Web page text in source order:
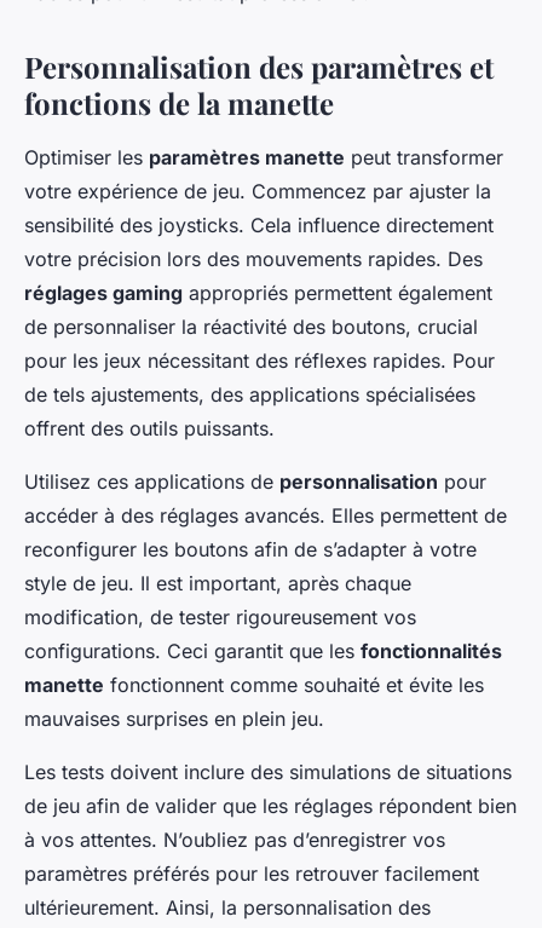
Personnalisation des paramètres et
fonctions de la manette
Optimiser les paramètres manette peut transformer
votre expérience de jeu. Commencez par ajuster la
sensibilité des joysticks. Cela influence directement
votre précision lors des mouvements rapides. Des
réglages gaming appropriés permettent également
de personnaliser la réactivité des boutons, crucial
pour les jeux nécessitant des réflexes rapides. Pour
de tels ajustements, des applications spécialisées
offrent des outils puissants.
Utilisez ces applications de personnalisation pour
accéder à des réglages avancés. Elles permettent de
reconfigurer les boutons afin de s’adapter à votre
style de jeu. Il est important, après chaque
modification, de tester rigoureusement vos
configurations. Ceci garantit que les fonctionnalités
manette fonctionnent comme souhaité et évite les
mauvaises surprises en plein jeu.
Les tests doivent inclure des simulations de situations
de jeu afin de valider que les réglages répondent bien
à vos attentes. N’oubliez pas d’enregistrer vos
paramètres préférés pour les retrouver facilement
ultérieurement. Ainsi, la personnalisation des